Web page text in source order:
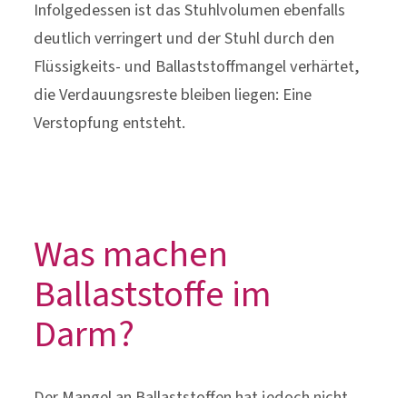
Was machen
Der Mangel an Ballaststoffen hat jedoch nicht
nurAuswirkungenauf das Volumen und die
Konsistenz des Stuhls, sondern auch auf unsere